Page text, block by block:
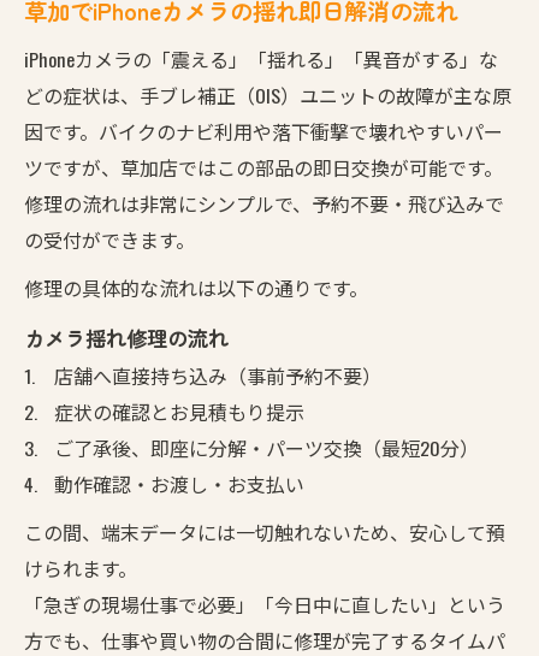
草加でiPhoneカメラの揺れ即日解消の流れ
iPhoneカメラの「震える」「揺れる」「異音がする」な
どの症状は、手ブレ補正（OIS）ユニットの故障が主な原
因です。バイクのナビ利用や落下衝撃で壊れやすいパー
ツですが、草加店ではこの部品の即日交換が可能です。
修理の流れは非常にシンプルで、予約不要・飛び込みで
の受付ができます。
修理の具体的な流れは以下の通りです。
カメラ揺れ修理の流れ
店舗へ直接持ち込み（事前予約不要）
症状の確認とお見積もり提示
ご了承後、即座に分解・パーツ交換（最短20分）
動作確認・お渡し・お支払い
この間、端末データには一切触れないため、安心して預
けられます。
「急ぎの現場仕事で必要」「今日中に直したい」という
方でも、仕事や買い物の合間に修理が完了するタイムパ